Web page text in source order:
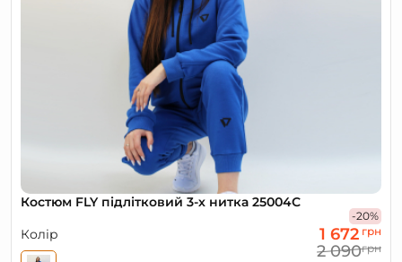
Костюм FLY підлітковий 3-х нитка 25004С
Колір
-20%
1 672 грн
2 090грн